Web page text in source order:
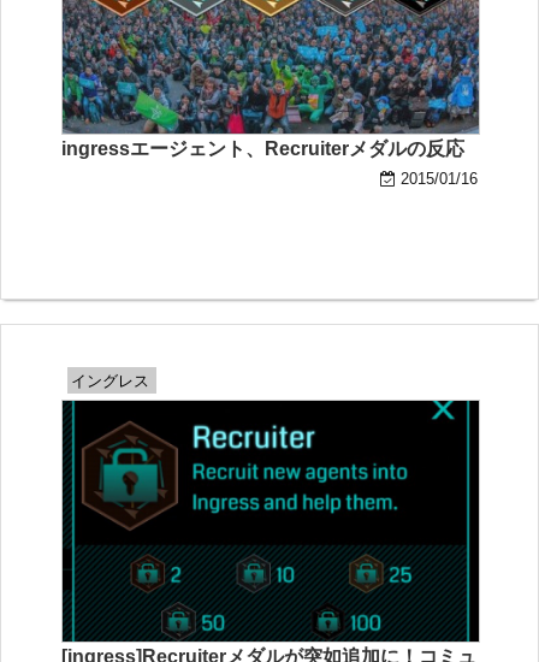
ingressエージェント、Recruiterメダルの反応
2015/01/16
イングレス
[ingress]Recruiterメダルが突如追加に！コミュ